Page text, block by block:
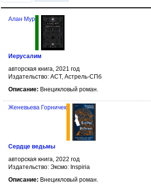
Алан Мур
Иерусалим
авторская книга, 2021 год
Издательство: АСТ, Астрель-СПб
Описание: Внецикловый роман.
Женевьева Горничек
Сердце ведьмы
авторская книга, 2022 год
Издательство: Эксмо: Inspiria
Описание: Внецикловый роман.